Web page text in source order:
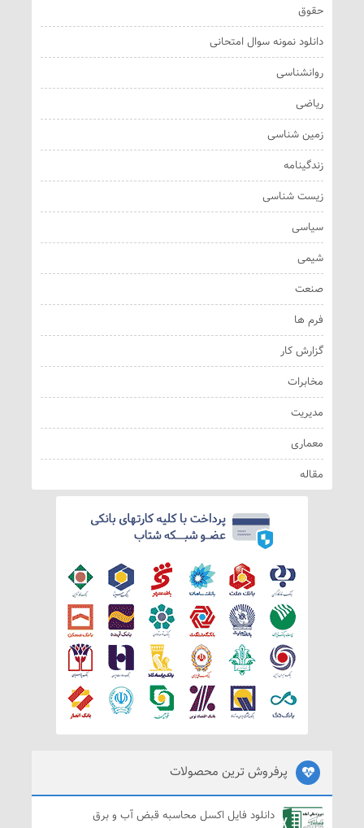
حقوق
دانلود نمونه سوال امتحانی
روانشناسی
ریاضی
زمین شناسی
زندگینامه
زیست شناسی
سیاسی
شیمی
صنعت
فرم ها
گزارش کار
مخابرات
مدیریت
معماری
مقاله
پرفروش ترین محصولات
دانلود فایل اکسل محاسبه قبض آب و برق